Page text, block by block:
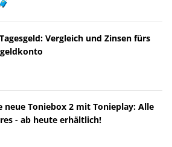
Vergleich und Zinsen fürs
neue Toniebox 2 mit Tonieplay: Alle
- ab heute erhältlich!